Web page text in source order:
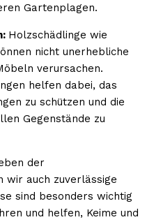
Gartenplagen.
Holzschädlinge wie
nicht unerhebliche
verursachen.
helfen dabei, das
zu schützen und die
Gegenstände zu
der
wir auch zuverlässige
sind besonders wichtig
und helfen, Keime und